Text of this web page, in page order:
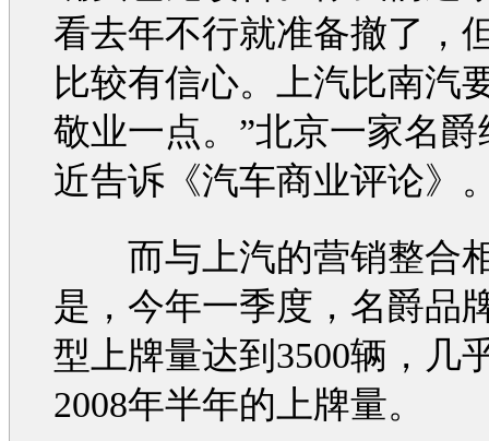
看去年不行就准备撤了，
比较有信心。上汽比南汽
敬业一点。”北京一家名爵
近告诉《汽车商业评论》
而与上汽的营销整合
是，今年一季度，名爵品
型 上牌量达到3500辆，几
2008年半年的上牌量。